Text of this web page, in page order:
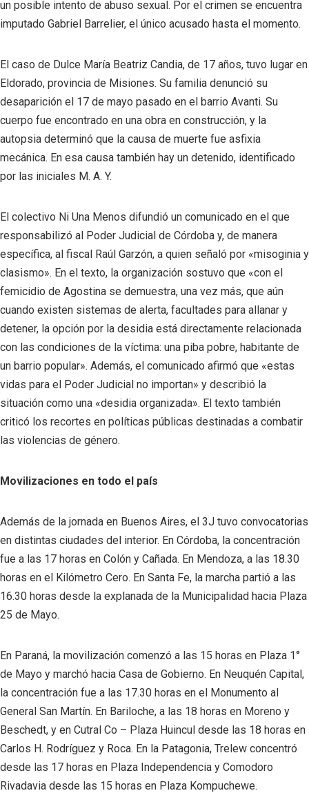
un posible intento de abuso sexual. Por el crimen se encuentra
imputado Gabriel Barrelier, el único acusado hasta el momento.
El caso de Dulce María Beatriz Candia, de 17 años, tuvo lugar en
Eldorado, provincia de Misiones. Su familia denunció su
desaparición el 17 de mayo pasado en el barrio Avanti. Su
cuerpo fue encontrado en una obra en construcción, y la
autopsia determinó que la causa de muerte fue asfixia
mecánica. En esa causa también hay un detenido, identificado
por las iniciales M. A. Y.
El colectivo Ni Una Menos difundió un comunicado en el que
responsabilizó al Poder Judicial de Córdoba y, de manera
específica, al fiscal Raúl Garzón, a quien señaló por «misoginia y
clasismo». En el texto, la organización sostuvo que «con el
femicidio de Agostina se demuestra, una vez más, que aún
cuando existen sistemas de alerta, facultades para allanar y
detener, la opción por la desidia está directamente relacionada
con las condiciones de la víctima: una piba pobre, habitante de
un barrio popular». Además, el comunicado afirmó que «estas
vidas para el Poder Judicial no importan» y describió la
situación como una «desidia organizada». El texto también
criticó los recortes en políticas públicas destinadas a combatir
las violencias de género.
Movilizaciones en todo el país
Además de la jornada en Buenos Aires, el 3J tuvo convocatorias
en distintas ciudades del interior. En Córdoba, la concentración
fue a las 17 horas en Colón y Cañada. En Mendoza, a las 18.30
horas en el Kilómetro Cero. En Santa Fe, la marcha partió a las
16.30 horas desde la explanada de la Municipalidad hacia Plaza
25 de Mayo.
En Paraná, la movilización comenzó a las 15 horas en Plaza 1°
de Mayo y marchó hacia Casa de Gobierno. En Neuquén Capital,
la concentración fue a las 17.30 horas en el Monumento al
General San Martín. En Bariloche, a las 18 horas en Moreno y
Beschedt, y en Cutral Co – Plaza Huincul desde las 18 horas en
Carlos H. Rodríguez y Roca. En la Patagonia, Trelew concentró
desde las 17 horas en Plaza Independencia y Comodoro
Rivadavia desde las 15 horas en Plaza Kompuchewe.